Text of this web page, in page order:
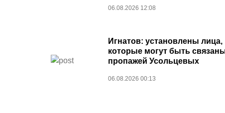
06.08.2026 12:08
Игнатов: установлены лица,
которые могут быть
пропажей Усольцевых
06.08.2026 00:13